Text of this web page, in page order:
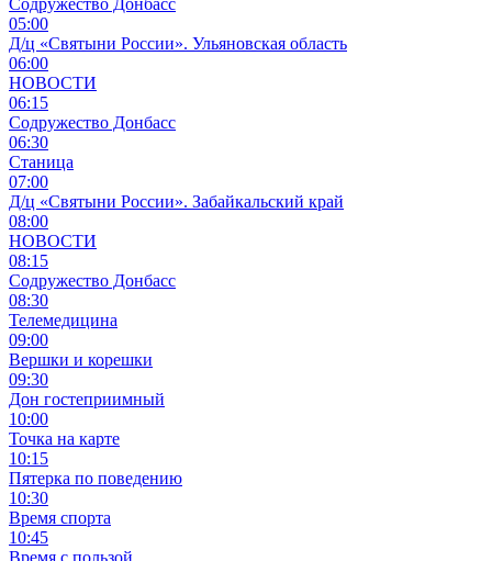
Содружество Донбасс
05:00
Д/ц «Святыни России». Ульяновская область
06:00
НОВОСТИ
06:15
Содружество Донбасс
06:30
Станица
07:00
Д/ц «Святыни России». Забайкальский край
08:00
НОВОСТИ
08:15
Содружество Донбасс
08:30
Телемедицина
09:00
Вершки и корешки
09:30
Дон гостеприимный
10:00
Точка на карте
10:15
Пятерка по поведению
10:30
Время спорта
10:45
Время с пользой